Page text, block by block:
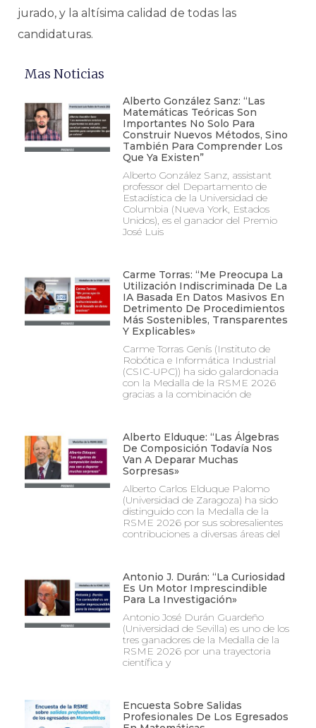
jurado, y la altísima calidad de todas las
candidaturas.
Mas Noticias
Alberto González Sanz: “Las
Matemáticas Teóricas Son
Importantes No Solo Para
Construir Nuevos Métodos, Sino
También Para Comprender Los
Que Ya Existen”
Alberto González Sanz, assistant
professor del Departamento de
Estadística de la Universidad de
Columbia (Nueva York, Estados
Unidos), es el ganador del Premio
José Luis
Carme Torras: “Me Preocupa La
Utilización Indiscriminada De La
IA Basada En Datos Masivos En
Detrimento De Procedimientos
Más Sostenibles, Transparentes
Y Explicables»
Carme Torras Genís (Instituto de
Robótica e Informática Industrial
(CSIC-UPC)) ha sido galardonada
con la Medalla de la RSME 2026
gracias a la combinación de
Alberto Elduque: “Las Álgebras
De Composición Todavía Nos
Van A Deparar Muchas
Sorpresas»
Alberto Carlos Elduque Palomo
(Universidad de Zaragoza) ha sido
distinguido con la Medalla de la
RSME 2026 por sus sobresalientes
contribuciones a diversas áreas del
Antonio J. Durán: “La Curiosidad
Es Un Motor Imprescindible
Para La Investigación»
Antonio José Durán Guardeño
(Universidad de Sevilla) es uno de los
tres ganadores de la Medalla de la
RSME 2026 por una trayectoria
científica y
Encuesta Sobre Salidas
Profesionales De Los Egresados